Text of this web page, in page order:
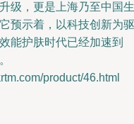
级，更是上海乃至中国生
预示着，以科技创新为驱
能护肤时代已经加速到
product/46.html